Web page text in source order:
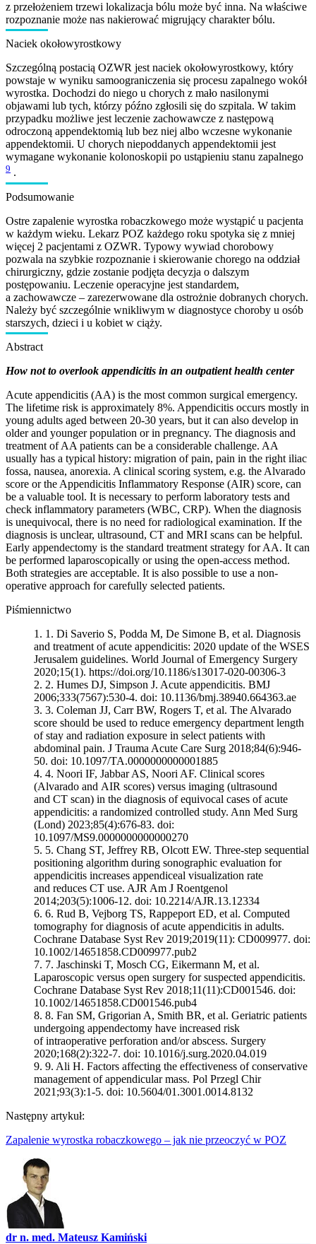
z przełożeniem trzewi lokalizacja bólu może być inna. Na właściwe
rozpoznanie może nas nakierować migrujący charakter bólu.
Naciek okołowyrostkowy
Szczególną postacią OZWR jest naciek okołowyrostkowy, który
powstaje w wyniku samoograniczenia się procesu zapalnego wokół
wyrostka. Dochodzi do niego u chorych z mało nasilonymi
objawami lub tych, którzy późno zgłosili się do szpitala. W takim
przypadku możliwe jest leczenie zachowawcze z następową
odroczoną appendektomią lub bez niej albo wczesne wykonanie
appendektomii. U chorych niepoddanych appendektomii jest
wymagane wykonanie kolonoskopii po ustąpieniu stanu zapalnego
9 .
Podsumowanie
Ostre zapalenie wyrostka robaczkowego może wystąpić u pacjenta
w każdym wieku. Lekarz POZ każdego roku spotyka się z mniej
więcej 2 pacjentami z OZWR. Typowy wywiad chorobowy
pozwala na szybkie rozpoznanie i skierowanie chorego na oddział
chirurgiczny, gdzie zostanie podjęta decyzja o dalszym
postępowaniu. Leczenie operacyjne jest standardem,
a zachowawcze – zarezerwowane dla ostrożnie dobranych chorych.
Należy być szczególnie wnikliwym w diagnostyce choroby u osób
starszych, dzieci i u kobiet w ciąży.
Abstract
How not to overlook appendicitis in an outpatient health center
Acute appendicitis (AA) is the most common surgical emergency.
The lifetime risk is approximately 8%. Appendicitis occurs mostly in
young adults aged between 20-30 years, but it can also develop in
older and younger population or in pregnancy. The diagnosis and
treatment of AA patients can be a considerable challenge. AA
usually has a typical history: migration of pain, pain in the right iliac
fossa, nausea, anorexia. A clinical scoring system, e.g. the Alvarado
score or the Appendicitis Inflammatory Response (AIR) score, can
be a valuable tool. It is necessary to perform laboratory tests and
check inflammatory parameters (WBC, CRP). When the diagnosis
is unequivocal, there is no need for radiological examination. If the
diagnosis is unclear, ultrasound, CT and MRI scans can be helpful.
Early appendectomy is the standard treatment strategy for AA. It can
be performed laparoscopically or using the open-access method.
Both strategies are acceptable. It is also possible to use a non-
operative approach for carefully selected patients.
Piśmiennictwo
1. Di Saverio S, Podda M, De Simone B, et al. Diagnosis
and treatment of acute appendicitis: 2020 update of the WSES
Jerusalem guidelines. World Journal of Emergency Surgery
2020;15(1). https://doi.org/10.1186/s13017-020-00306-3
2. Humes DJ, Simpson J. Acute appendicitis. BMJ
2006;333(7567):530-4. doi: 10.1136/bmj.38940.664363.ae
3. Coleman JJ, Carr BW, Rogers T, et al. The Alvarado
score should be used to reduce emergency department length
of stay and radiation exposure in select patients with
abdominal pain. J Trauma Acute Care Surg 2018;84(6):946-
50. doi: 10.1097/TA.0000000000001885
4. Noori IF, Jabbar AS, Noori AF. Clinical scores
(Alvarado and AIR scores) versus imaging (ultrasound
and CT scan) in the diagnosis of equivocal cases of acute
appendicitis: a randomized controlled study. Ann Med Surg
(Lond) 2023;85(4):676-83. doi:
10.1097/MS9.0000000000000270
5. Chang ST, Jeffrey RB, Olcott EW. Three-step sequential
positioning algorithm during sonographic evaluation for
appendicitis increases appendiceal visualization rate
and reduces CT use. AJR Am J Roentgenol
2014;203(5):1006-12. doi: 10.2214/AJR.13.12334
6. Rud B, Vejborg TS, Rappeport ED, et al. Computed
tomography for diagnosis of acute appendicitis in adults.
Cochrane Database Syst Rev 2019;2019(11): CD009977. doi:
10.1002/14651858.CD009977.pub2
7. Jaschinski T, Mosch CG, Eikermann M, et al.
Laparoscopic versus open surgery for suspected appendicitis.
Cochrane Database Syst Rev 2018;11(11):CD001546. doi:
10.1002/14651858.CD001546.pub4
8. Fan SM, Grigorian A, Smith BR, et al. Geriatric patients
undergoing appendectomy have increased risk
of intraoperative perforation and/or abscess. Surgery
2020;168(2):322-7. doi: 10.1016/j.surg.2020.04.019
9. Ali H. Factors affecting the effectiveness of conservative
management of appendicular mass. Pol Przegl Chir
2021;93(3):1-5. doi: 10.5604/01.3001.0014.8132
Następny artykuł:
Zapalenie wyrostka robaczkowego – jak nie przeoczyć w POZ
dr n. med. Mateusz Kamiński